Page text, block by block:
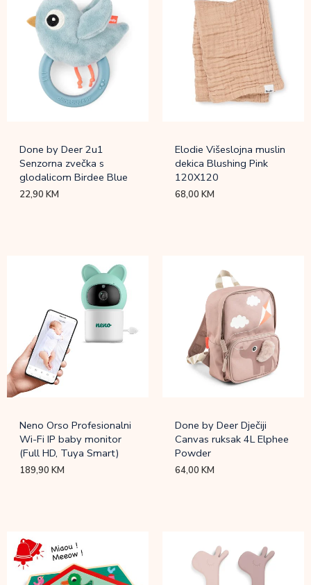
Done by Deer 2u1
Senzorna zvečka s
glodalicom Birdee Blue
22,90KM
Elodie Višeslojna muslin
dekica Blushing Pink
120X120
68,00KM
Neno Orso Profesionalni
Wi-Fi IP baby monitor
(Full HD, Tuya Smart)
189,90KM
Done by Deer Dječiji
Canvas ruksak 4L Elphee
Powder
64,00KM